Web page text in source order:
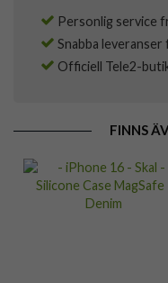
Personlig service
Snabba
Officiell Tele2-
FINNS